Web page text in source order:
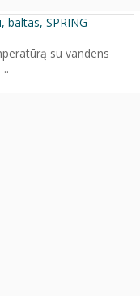
baltas, SPRING
su vandens